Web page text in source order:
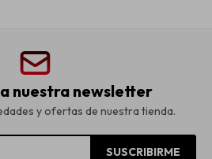
nuestra newsletter
y ofertas de nuestra tienda.
SUSCRIBIRME